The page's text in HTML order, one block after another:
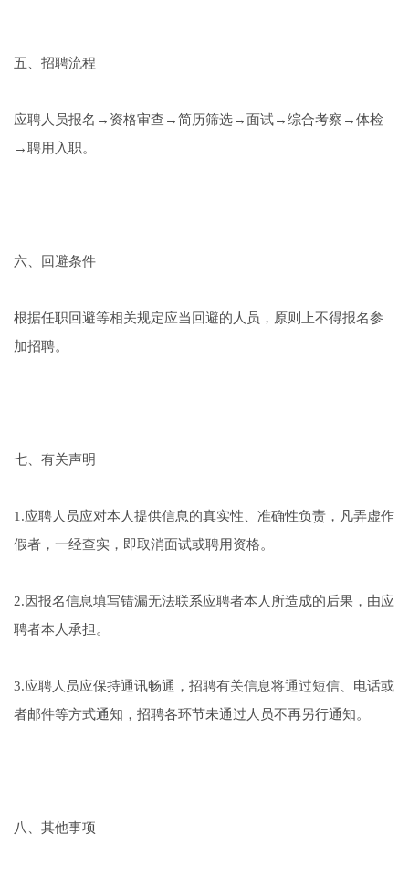
五、招聘流程
应聘人员报名→资格审查→简历筛选→面试→综合考察→体检
→聘用入职。
六、回避条件
根据任职回避等相关规定应当回避的人员，原则上不得报名参
加招聘。
七、有关声明
1.应聘人员应对本人提供信息的真实性、准确性负责，凡弄虚作
假者，一经查实，即取消面试或聘用资格。
2.因报名信息填写错漏无法联系应聘者本人所造成的后果，由应
聘者本人承担。
3.应聘人员应保持通讯畅通，招聘有关信息将通过短信、电话或
者邮件等方式通知，招聘各环节未通过人员不再另行通知。
八、其他事项